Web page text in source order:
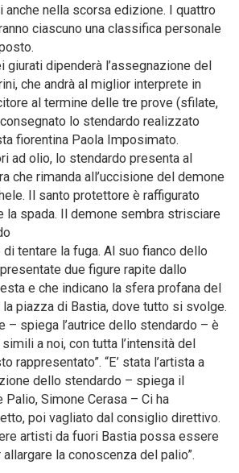
anche nella scorsa edizione. I quattro
ciascuno una classifica personale
giurati dipenderà l’assegnazione del
che andrà al miglior interprete in
al termine delle tre prove (sfilate,
lo stendardo realizzato
fiorentina Paola Imposimato.
ad olio, lo stendardo presenta al
che rimanda all’uccisione del demone
Il santo protettore è raffigurato
la spada. Il demone sembra strisciare
di tentare la fuga. Al suo fianco dello
due figure rapite dallo
e che indicano la sfera profana del
la piazza di Bastia, dove tutto si svolge.
– spiega l’autrice dello stendardo – è
simili a noi, con tutta l’intensità del
rappresentato”. “E’ stata l’artista a
dello stendardo – spiega il
Palio, Simone Cerasa – Ci ha
poi vagliato dal consiglio direttivo.
artisti da fuori Bastia possa essere
la conoscenza del palio”.